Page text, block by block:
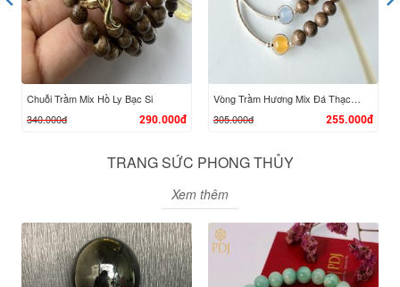
XEM CHI TIẾT
Chuỗi Trầm Mix Hồ Ly Bạc Si
340.000đ
290.000đ
XEM CHI TIẾT
Vòng Trầm Hương Mix Đá Thạch Anh Phong Thuỷ
305.000đ
255.000đ
TRANG SỨC PHONG THỦY
Xem thêm